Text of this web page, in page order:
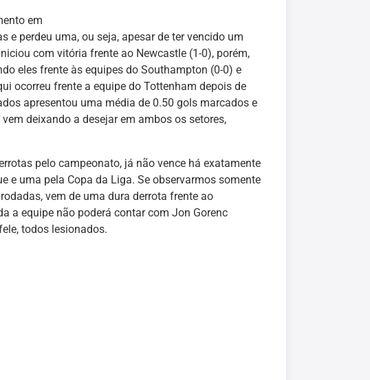
em
perdeu uma, ou seja, apesar de ter vencido um
com vitória frente ao Newcastle (1-0), porém,
eles frente às equipes do Southampton (0-0) e
ocorreu frente a equipe do Tottenham depois de
apresentou uma média de 0.50 gols marcados e
deixando a desejar em ambos os setores,
pelo campeonato, já não vence há exatamente
e uma pela Copa da Liga. Se observarmos somente
vem de uma dura derrota frente ao
a equipe não poderá contar com Jon Gorenc
todos lesionados.